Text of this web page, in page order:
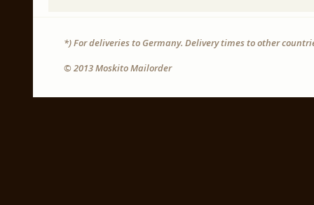
*) For deliveries to Germany. Delivery times to other
© 2013 Moskito Mailorder